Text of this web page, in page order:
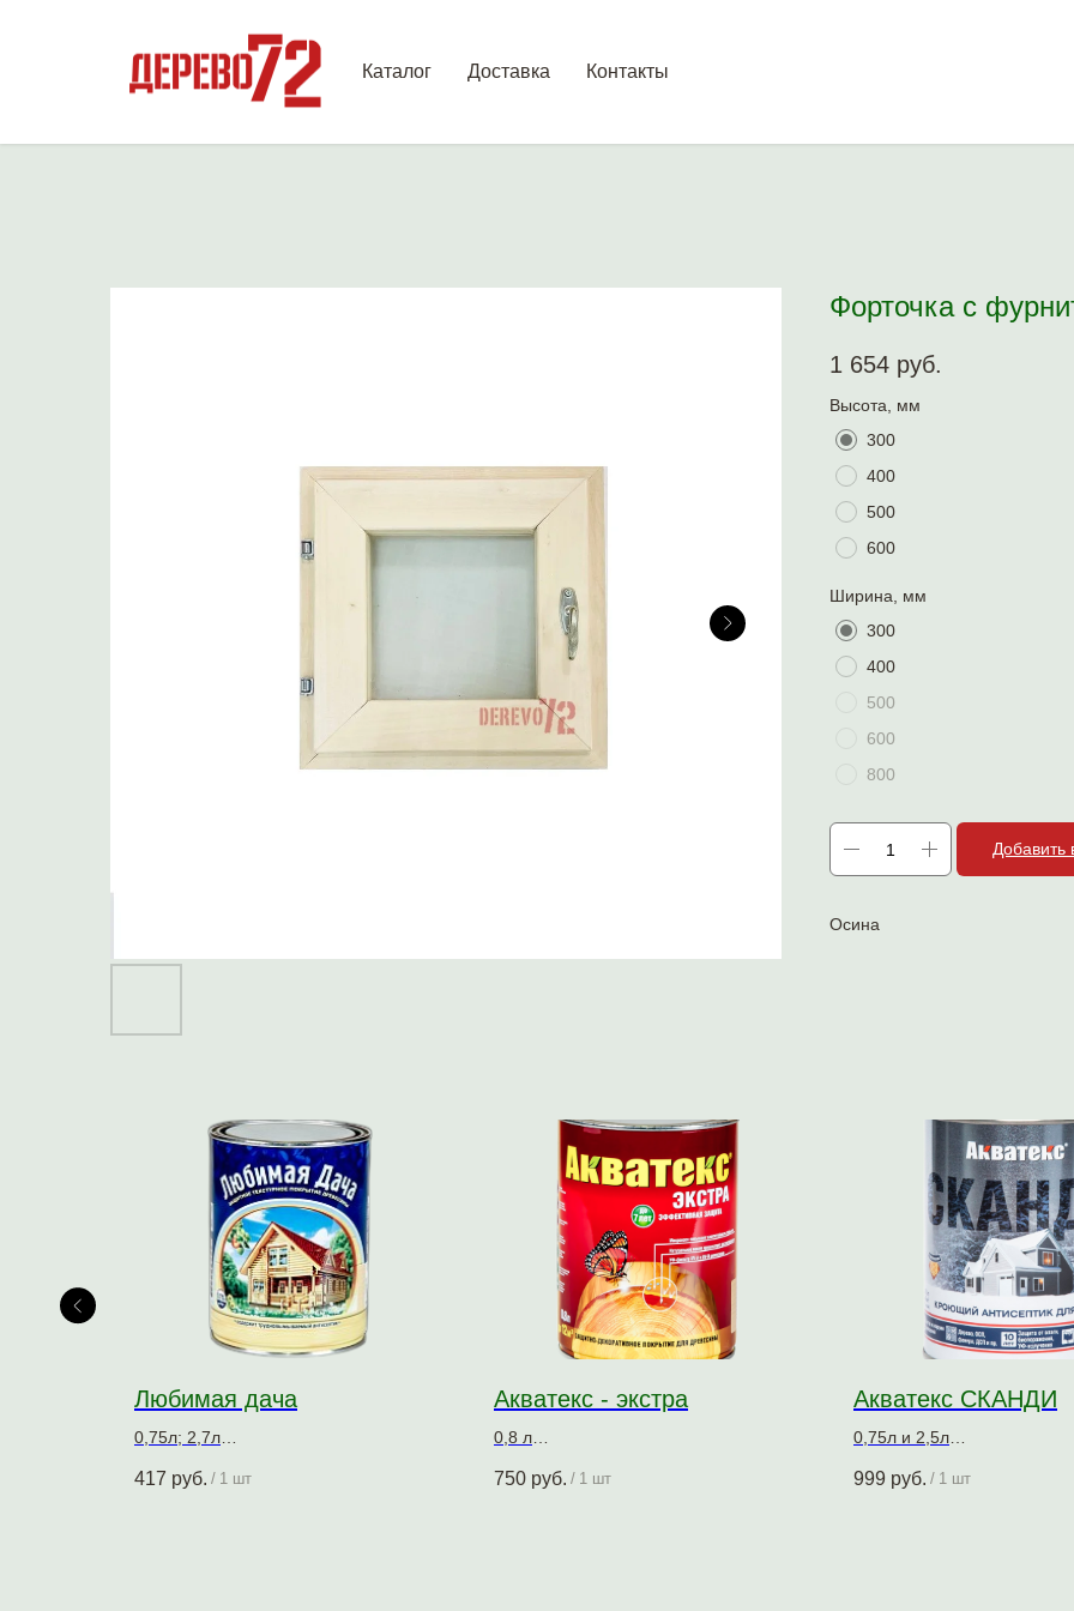
Каталог Доставка Контакты
Форточка с
1 654 руб.
Высота, мм
300
400
500
600
Ширина, мм
300
400
500
600
800
Добавить
Осина
Любимая дача
0,75л; 2,7л
древесины
417 руб. / 1 шт
Акватекс - экстра
0,8 л
древесины
750 руб. / 1 шт
Акватекс СКАНДИ
0,75л и 2,5л
999 руб. / 1 шт